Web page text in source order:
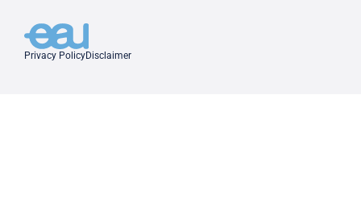
Privacy PolicyDisclaimer